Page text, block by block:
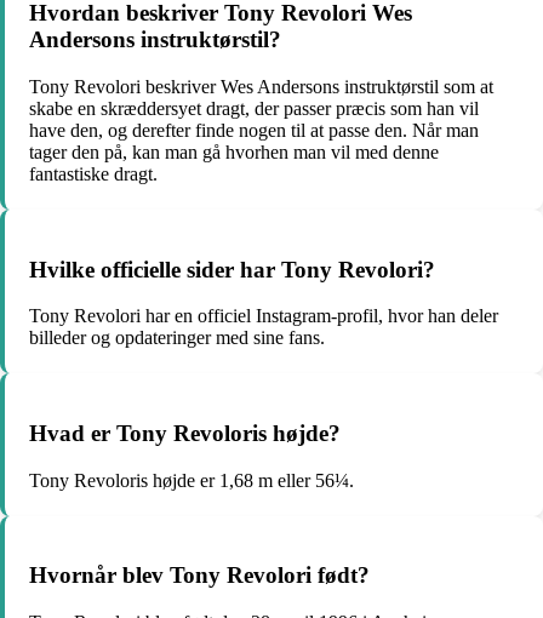
Hvordan beskriver Tony Revolori Wes
Andersons instruktørstil?
Tony Revolori beskriver Wes Andersons instruktørstil som at
skabe en skræddersyet dragt, der passer præcis som han vil
have den, og derefter finde nogen til at passe den. Når man
tager den på, kan man gå hvorhen man vil med denne
fantastiske dragt.
Hvilke officielle sider har Tony Revolori?
Tony Revolori har en officiel Instagram-profil, hvor han deler
billeder og opdateringer med sine fans.
Hvad er Tony Revoloris højde?
Tony Revoloris højde er 1,68 m eller 56¼.
Hvornår blev Tony Revolori født?